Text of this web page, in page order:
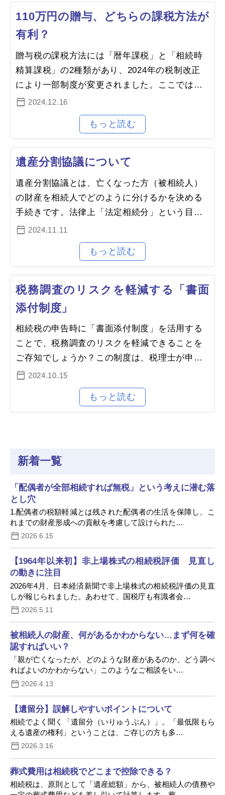
110万円の贈与、どちらの課税方法が
有利？
贈与税の課税方法には「暦年課税」と「相続時
精算課税」の2種類があり、2024年の税制改正
により一部制度が変更されました。ここでは、
両者の内容と選択による違いについて解説しま
す。●暦年課税暦年課税では、1年間…
2024.12.16
遺産分割協議について
遺産分割協議とは、亡くなった方（被相続人）
の財産を相続人でどのように分けるかを決める
手続きです。法律上「法定相続分」という目安
がありますが、相続人全員が合意すれば自由に
分割方法を決めることができます…
2024.11.11
税務調査のリスクを軽減する「書面
添付制度」
相続税の申告時に「書面添付制度」を活用する
ことで、税務調査のリスクを軽減できることを
ご存知でしょうか？この制度は、税理士が申告
内容の正確性を証明するための書類を添付し、
税務署に対して詳細に説明する仕…
2024.10.15
新着一覧
「配偶者が全部相続すれば無税」という考えに潜む落
とし穴
1.配偶者の税額軽減とは残された配偶者の生活を保障し、こ
れまでの財産形成への貢献を考慮して設けられた…
2026.6.15
【1964年以来初】非上場株式の相続税評価 見直し
の動きに注目
2026年4月、日本経済新聞で非上場株式の相続税評価の見直
しが報じられました。あわせて、国税庁も有識者会…
2026.5.11
被相続人の財産、何があるかわからない…まず何を確
認すればいい？
「親が亡くなったが、どのような財産があるのか、どう調べ
ればよいのかわからない」このようなご相談をい…
2026.4.13
【遺留分】誤解しやすいポイントについて
相続でよく聞く「遺留分（いりゅうぶん）」。「最低限もら
える遺産の権利」ということは、ご存じの方も多…
2026.3.16
葬式費用は相続税でどこまで控除できる？
相続税は、原則として「遺産総額」から、被相続人の債務や